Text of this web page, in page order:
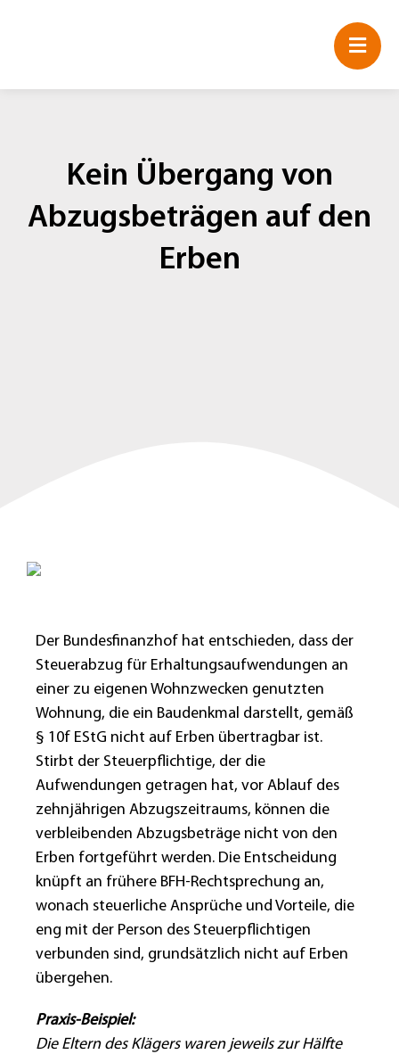
Kein Übergang von
Abzugsbeträgen auf den
Erben
Der Bundesfinanzhof hat entschieden, dass der
Steuerabzug für Erhaltungsaufwendungen an
einer zu eigenen Wohnzwecken genutzten
Wohnung, die ein Baudenkmal darstellt, gemäß
§ 10f EStG nicht auf Erben übertragbar ist.
Stirbt der Steuerpflichtige, der die
Aufwendungen getragen hat, vor Ablauf des
zehnjährigen Abzugszeitraums, können die
verbleibenden Abzugsbeträge nicht von den
Erben fortgeführt werden. Die Entscheidung
knüpft an frühere BFH-Rechtsprechung an,
wonach steuerliche Ansprüche und Vorteile, die
eng mit der Person des Steuerpflichtigen
verbunden sind, grundsätzlich nicht auf Erben
übergehen.
Praxis-Beispiel:
Die Eltern des Klägers waren jeweils zur Hälfte